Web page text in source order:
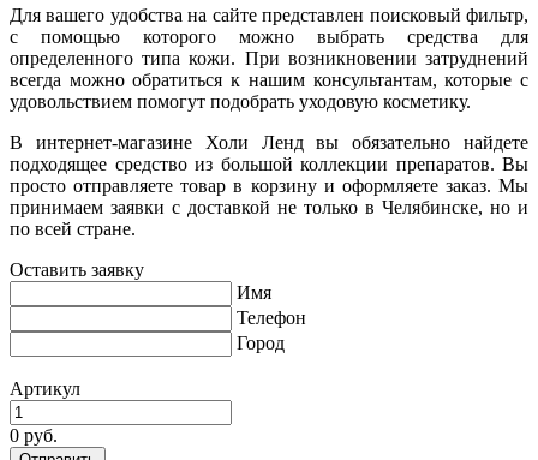
Для вашего удобства на сайте представлен поисковый фильтр,
с помощью которого можно выбрать средства для
определенного типа кожи. При возникновении затруднений
всегда можно обратиться к нашим консультантам, которые с
удовольствием помогут подобрать уходовую косметику.
В интернет-магазине Холи Ленд вы обязательно найдете
подходящее средство из большой коллекции препаратов. Вы
просто отправляете товар в корзину и оформляете заказ. Мы
принимаем заявки с доставкой не только в Челябинске, но и
по всей стране.
Оставить заявку
Имя
Телефон
Город
Артикул
0 руб.